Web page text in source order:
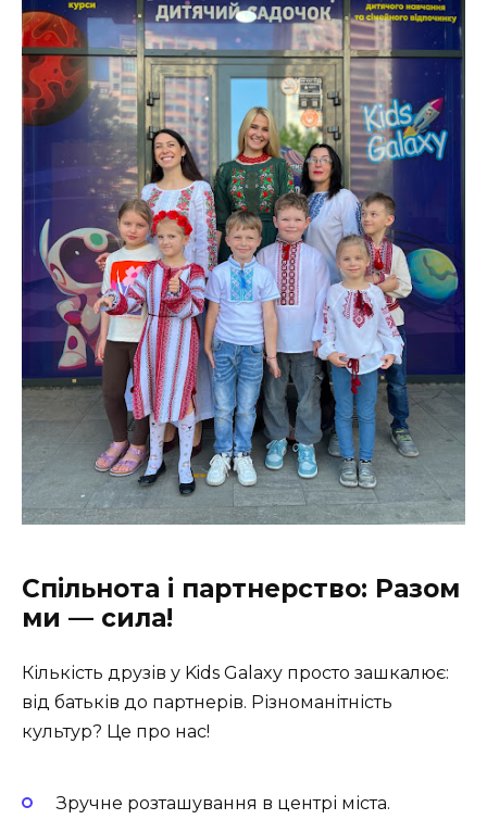
Спільнота і партнерство: Разом
ми — сила!
Кількість друзів у Kids Galaxy просто зашкалює:
від батьків до партнерів. Різноманітність
культур? Це про нас!
Зручне розташування в центрі міста.